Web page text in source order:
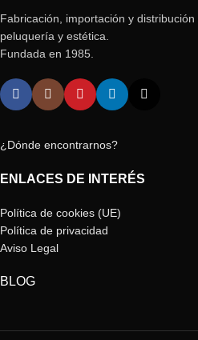
Fabricación, importación y
peluquería y estética.
Fundada en 1985.
¿Dónde encontrarnos?
ENLACES DE INTERÉS
Política de cookies (UE)
Política de privacidad
Aviso Legal
BLOG